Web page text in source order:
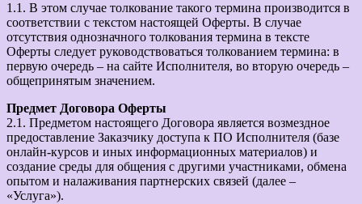
1.1. В этом случае толкование такого термина производится в
соответствии с текстом настоящей Оферты. В случае
отсутствия однозначного толкования термина в тексте
Оферты следует руководствоваться толкованием термина: в
первую очередь – на сайте Исполнителя, во вторую очередь –
общепринятым значением.
Предмет Договора Оферты
2.1. Предметом настоящего Договора является возмездное
предоставление Заказчику доступа к ПО Исполнителя (базе
онлайн-курсов и иных информационных материалов) и
создание среды для общения с другими участниками, обмена
опытом и налаживания партнерских связей (далее –
«Услуга»).